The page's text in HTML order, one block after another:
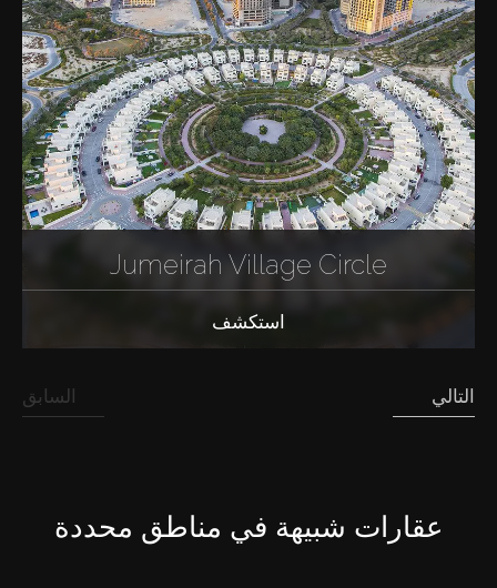
Jumeirah Village Circle
استكشف
السابق التالي
عقارات شبيهة في مناطق محددة